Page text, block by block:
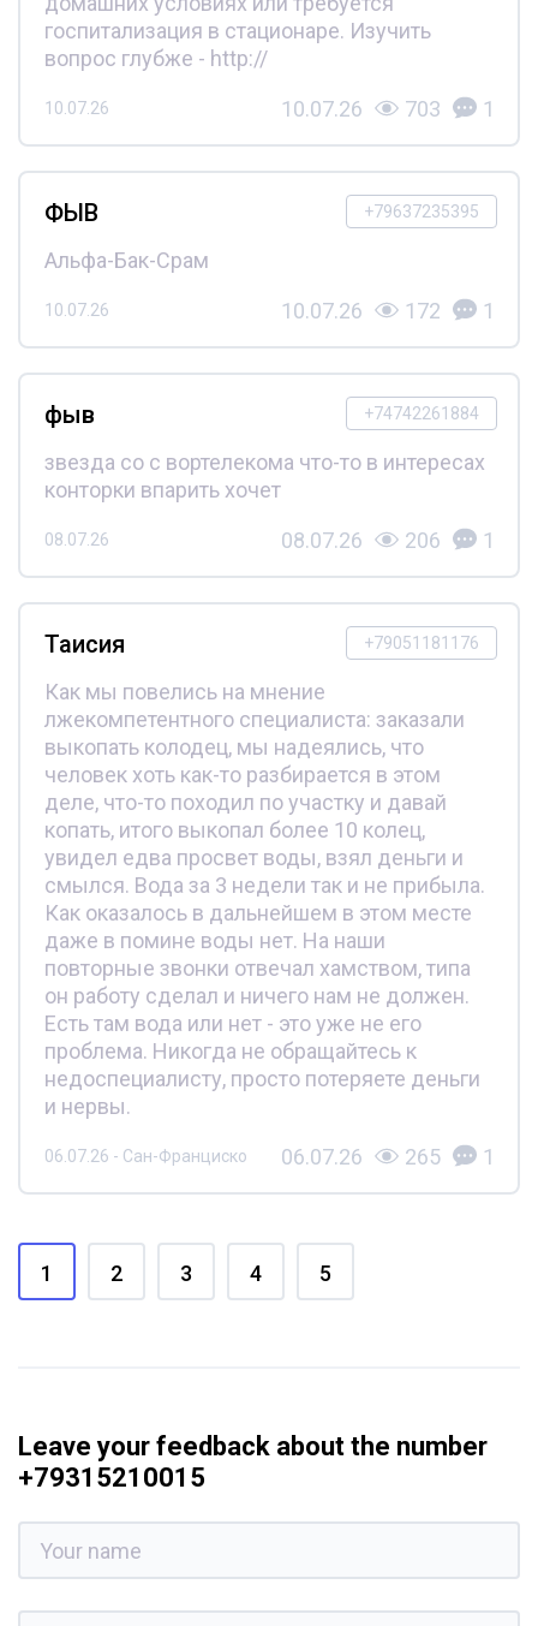
госпитализация в стационаре. Изучить
вопрос глубже - http://
10.07.26 10.07.26 703 1
+79637235395
ФЫВ
Альфа-Бак-Срам
10.07.26 10.07.26 172 1
+74742261884
фыв
звезда со с вортелекома что-то в интересах
конторки впарить хочет
08.07.26 08.07.26 206 1
+79051181176
Таисия
Как мы повелись на мнение
лжекомпетентного специалиста: заказали
выкопать колодец, мы надеялись, что
человек хоть как-то разбирается в этом
деле, что-то походил по участку и давай
копать, итого выкопал более 10 колец,
увидел едва просвет воды, взял деньги и
смылся. Вода за 3 недели так и не прибыла.
Как оказалось в дальнейшем в этом месте
даже в помине воды нет. На наши
повторные звонки отвечал хамством, типа
он работу сделал и ничего нам не должен.
Есть там вода или нет - это уже не его
проблема. Никогда не обращайтесь к
недоспециалисту, просто потеряете деньги
и нервы.
06.07.26 - Сан-Франциско 06.07.26 265 1
1 2 3 4 5
Leave your feedback about the number
+79315210015